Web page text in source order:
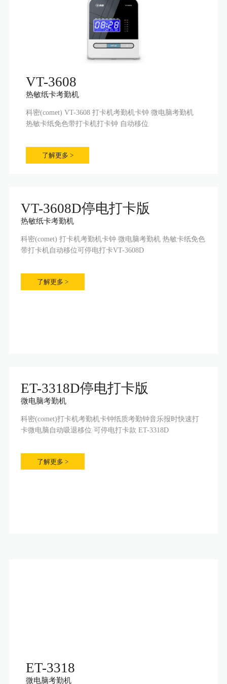
VT-3608
热敏纸卡考勤机
科密(comet) VT-3608 打卡机考勤机卡钟 微电脑考勤机
热敏卡纸免色带打卡机打卡钟 自动移位
了解更多 >
VT-3608D停电打卡版
热敏纸卡考勤机
科密(comet) 打卡机考勤机卡钟 微电脑考勤机 热敏卡纸免色
带打卡机自动移位可停电打卡VT-3608D
了解更多 >
ET-3318D停电打卡版
微电脑考勤机
科密(comet)打卡机考勤机卡钟纸质考勤钟音乐报时快速打
卡微电脑自动吸退移位 可停电打卡款 ET-3318D
了解更多 >
ET-3318
微电脑考勤机